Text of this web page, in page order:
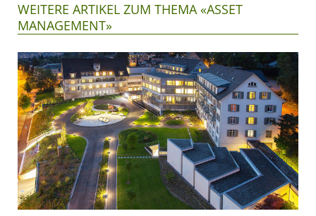
WEITERE ARTIKEL ZUM THEMA «ASSET
MANAGEMENT»